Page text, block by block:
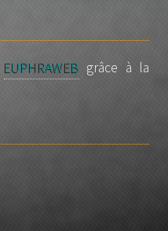
EUPHRAWEB grâce à la